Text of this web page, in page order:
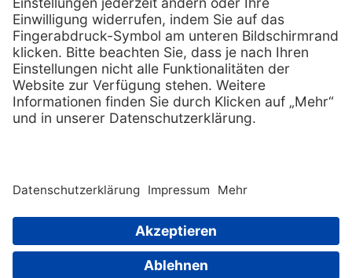
Retoure anmelden
Lob & Kritik
Zertifikat Rechtliches
AGB
Impressum
Datenschutz
Copyright © 2026 MediQuick Arzt-
GmbH. All rights
Fachkreise.